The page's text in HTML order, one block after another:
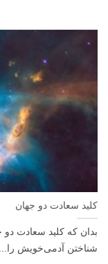
کلید سعادت دو جهان
بدان که کلید سعادت
شناختن آدمی‌خویش را...